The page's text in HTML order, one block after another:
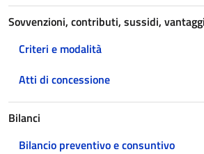
Sovvenzioni, contributi, sussidi,
Criteri e modalità
Atti di concessione
Bilanci
Bilancio preventivo e consuntivo